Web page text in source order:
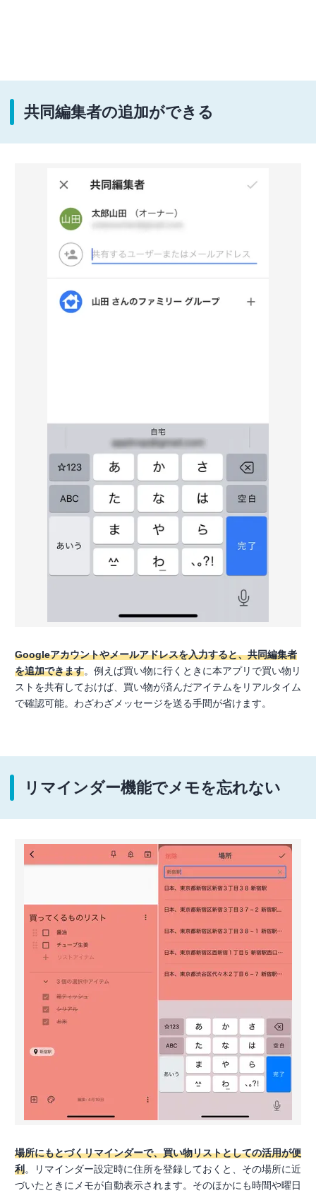
共同編集者の追加ができる
Googleアカウントやメールアドレスを入力すると、共同編集者
を追加できます。例えば買い物に行くときに本アプリで買い物リ
ストを共有しておけば、買い物が済んだアイテムをリアルタイム
で確認可能。わざわざメッセージを送る手間が省けます。
リマインダー機能でメモを忘れない
場所にもとづくリマインダーで、買い物リストとしての活用が便
利。リマインダー設定時に住所を登録しておくと、その場所に近
づいたときにメモが自動表示されます。そのほかにも時間や曜日